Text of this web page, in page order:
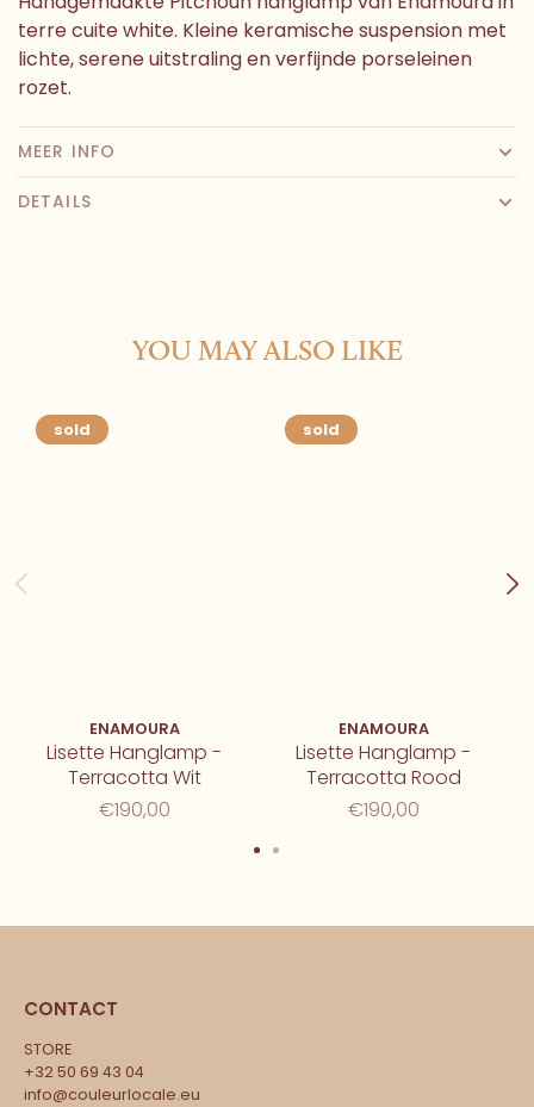
terre cuite white. Kleine keramische suspension met
lichte, serene uitstraling en verfijnde porseleinen
rozet.
MEER INFO
DETAILS
YOU MAY ALSO LIKE
sold
ENAMOURA
Lisette Hanglamp -
Terracotta Wit
€190,00
sold
ENAMOURA
Lisette Hanglamp -
Terracotta Rood
€190,00
CONTACT
STORE
+32 50 69 43 04
info@couleurlocale.eu